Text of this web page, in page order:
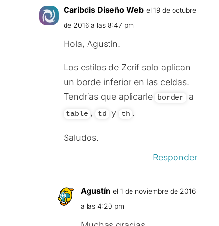
Caribdis Diseño Web el 19 de octubre
de 2016 a las 8:47 pm
Hola, Agustín.
Los estilos de Zerif solo aplican
un borde inferior en las celdas.
Tendrías que aplicarle
border a
table , td y th .
Saludos.
Responder
Agustín el 1 de noviembre de 2016
a las 4:20 pm